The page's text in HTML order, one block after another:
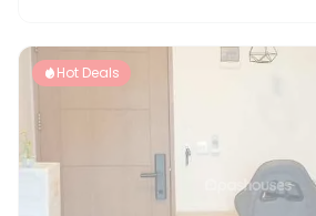
Hot Deals